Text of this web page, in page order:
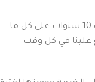
نمنحك بعد إنهاء الخدمة شهادة ضمان لمدة 10 سنوات على كل ما
علينا في كل وقت